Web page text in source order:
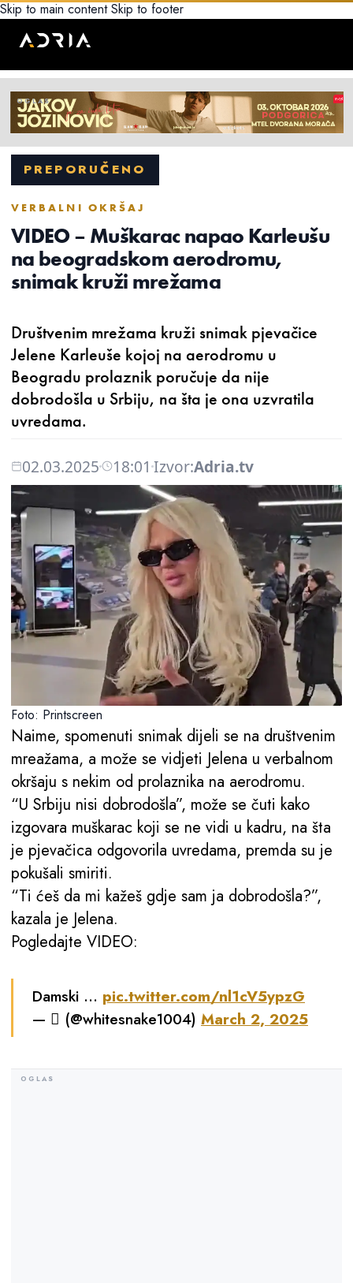
Skip to main content Skip to footer
PREPORUČENO
VERBALNI OKRŠAJ
VIDEO – Muškarac napao Karleušu
na beogradskom aerodromu,
snimak kruži mrežama
Društvenim mrežama kruži snimak pjevačice
Jelene Karleuše kojoj na aerodromu u
Beogradu prolaznik poručuje da nije
dobrodošla u Srbiju, na šta je ona uzvratila
uvredama.
02.03.2025 18:01 Izvor:Adria.tv
Foto: Printscreen
Naime, spomenuti snimak dijeli se na društvenim
mreažama, a može se vidjeti Jelena u verbalnom
okršaju s nekim od prolaznika na aerodromu.
“U Srbiju nisi dobrodošla”, može se čuti kako
izgovara muškarac koji se ne vidi u kadru, na šta
je pjevačica odgovorila uvredama, premda su je
pokušali smiriti.
“Ti ćeš da mi kažeš gdje sam ja dobrodošla?”,
kazala je Jelena.
Pogledajte VIDEO:
Damski … pic.twitter.com/nl1cV5ypzG
—  (@whitesnake1004) March 2, 2025